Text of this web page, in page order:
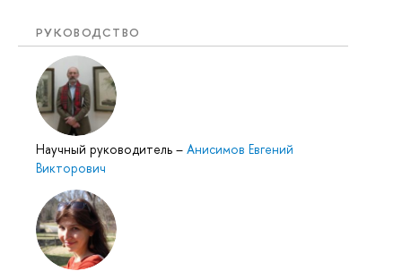
РУКОВОДСТВО
Научный руководитель – Анисимов Евгений
Викторович